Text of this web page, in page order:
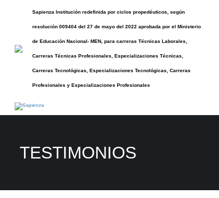
Sapienza Institución redefinida por ciclos propedéuticos, según
resolución 009404 del 27 de mayo del 2022 aprobada por el Ministerio
de Educación Nacional- MEN, para carreras Técnicas Laborales,
Carreras Técnicas Profesionales, Especializaciones Técnicas,
Carreras Tecnológicas, Especializaciones Tecnológicas, Carreras
Profesionales y Especializaciones Profesionales
TESTIMONIOS